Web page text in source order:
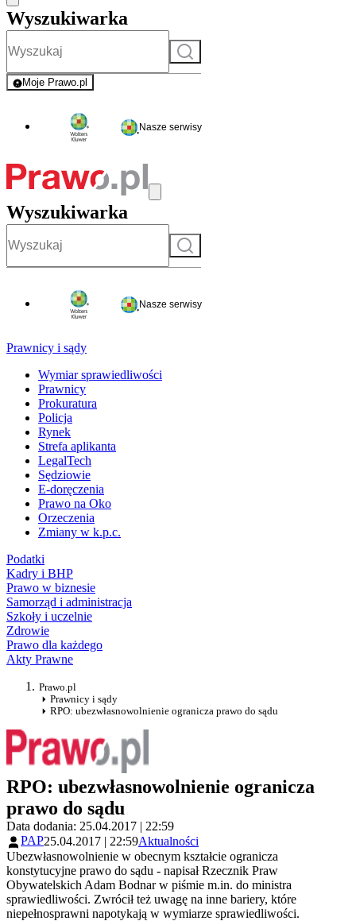
Wyszukiwarka
Szukaj
Moje Prawo.pl
- rejestracja i logowanie do serwisu
Nasze serwisy
Wyszukiwarka
Szukaj
Nasze serwisy
Prawnicy i sądy
Wymiar sprawiedliwości
Prawnicy
Prokuratura
Policja
Rynek
Strefa aplikanta
LegalTech
Sędziowie
E-doręczenia
Prawo na Oko
Orzeczenia
Zmiany w k.p.c.
Podatki
Kadry i BHP
Prawo w biznesie
Samorząd i administracja
Szkoły i uczelnie
Zdrowie
Prawo dla każdego
Akty Prawne
Prawo.pl
Prawnicy i sądy
RPO: ubezwłasnowolnienie ogranicza prawo do sądu
RPO: ubezwłasnowolnienie ogranicza
prawo do sądu
Data dodania: 25.04.2017 | 22:59
PAP25.04.2017 | 22:59Aktualności
Ubezwłasnowolnienie w obecnym kształcie ogranicza
konstytucyjne prawo do sądu - napisał Rzecznik Praw
Obywatelskich Adam Bodnar w piśmie m.in. do ministra
sprawiedliwości. Zwrócił też uwagę na inne bariery, które
niepełnosprawni napotykają w wymiarze sprawiedliwości.